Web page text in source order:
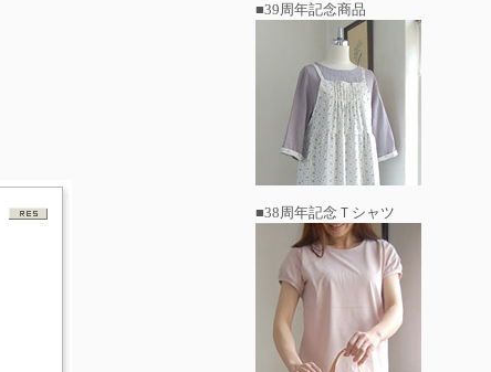
■39周年記念商品
■38周年記念Ｔシャツ